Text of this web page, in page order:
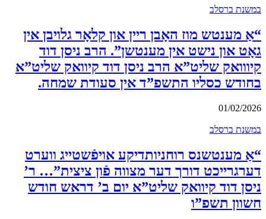
במשנת ברסלב
“אַ מענטש מוז האָבן ריין און קלאָר גלויבן אין
גאָט און נישט אין מענטשן”. הרב ניסן דוד
קיווואק שליט”א הרב ניסן דוד קיוואק שליט”א
בחודש כסליו התשפ”ד אין סעודת שמחה.
01/02/2026
במשנת ברסלב
“אַ מענטשנס רוחניותדיקע אויפֿשטייג ווערט
דערגרייכט דורך דער מצווה פֿון ציצית”… ר’
ניסן דוד קיוואק שליט”א יום ב’ דראש חודש
חשוון תשפ”ו